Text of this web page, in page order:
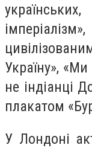
Україну»,
не індіанці
плакатом
У Лондоні